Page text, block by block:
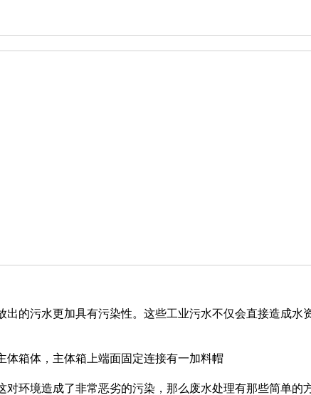
的污水更加具有污染性。这些工业污水不仅会直接造成水
体箱体，主体箱上端面固定连接有一加料帽
环境造成了非常恶劣的污染，那么废水处理有那些简单的